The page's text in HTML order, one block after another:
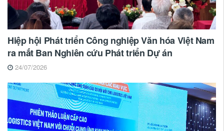
Hiệp hội Phát triển Công nghiệp Văn hóa Việt Nam
ra mắt Ban Nghiên cứu Phát triển Dự án
24/07/2026